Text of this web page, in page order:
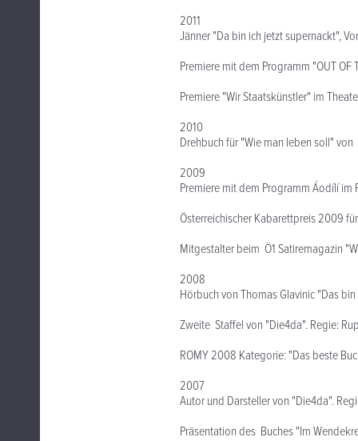
2011
Jänner "Da bin ich jetzt supernackt",
Premiere mit dem Programm "OUT OF
Premiere "Wir Staatskünstler" im
2010
Drehbuch für "Wie man leben soll" von
2009
Premiere mit dem Programm Áodílí im
Österreichischer Kabarettpreis 2009
Mitgestalter beim Ö1 Satiremagazin
2008
Hörbuch von Thomas Glavinic "Das
Zweite Staffel von "Die4da". Regie:
ROMY 2008 Kategorie: "Das beste
2007
Autor und Darsteller von "Die4da".
Präsentation des Buches "Im